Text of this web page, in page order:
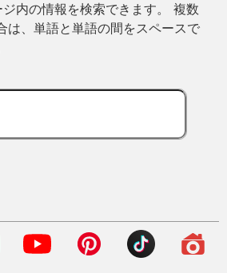
内の情報を検索できます。 複数
は、単語と単語の間をスペースで